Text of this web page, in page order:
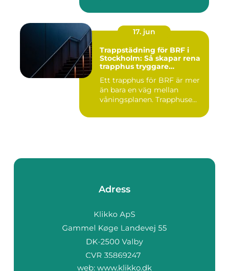
17. jun
Trappstädning för BRF i
Stockholm: Så skapar rena
trapphus tryggare
Ett trapphus för BRF är mer
än bara en väg mellan
våningsplanen. Trapphuse...
Adress
web: www.klikko.dk